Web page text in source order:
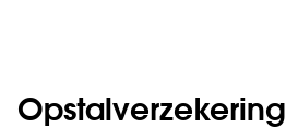
Opstal­verzekering